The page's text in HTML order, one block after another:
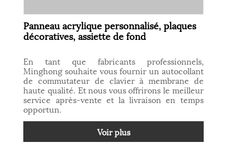
Panneau acrylique personnalisé, plaques
décoratives, assiette de fond
En tant que fabricants professionnels,
Minghong souhaite vous fournir un autocollant
de commutateur de clavier à membrane de
haute qualité. Et nous vous offrirons le meilleur
service après-vente et la livraison en temps
opportun.
Voir plus